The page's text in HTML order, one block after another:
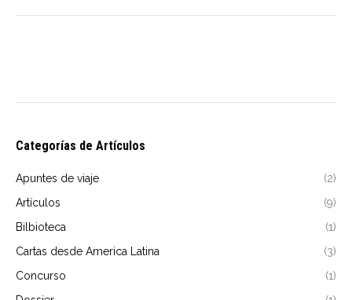
Categorías de Artículos
Apuntes de viaje
(2)
Artículos
(9)
Bilbioteca
(1)
Cartas desde America Latina
(3)
Concurso
(1)